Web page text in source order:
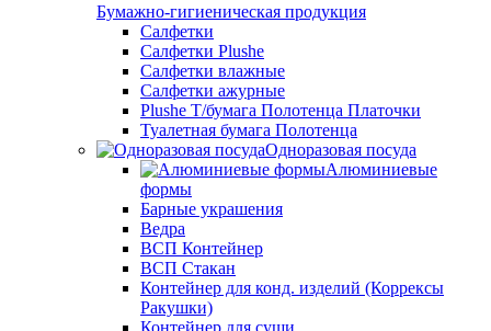
Бумажно-гигиеническая продукция
Салфетки
Салфетки Plushe
Салфетки влажные
Салфетки ажурные
Plushe Т/бумага Полотенца Платочки
Туалетная бумага Полотенца
Одноразовая посуда
Алюминиевые
формы
Барные украшения
Ведра
ВСП Контейнер
ВСП Стакан
Контейнер для конд. изделий (Коррексы
Ракушки)
Контейнер для суши